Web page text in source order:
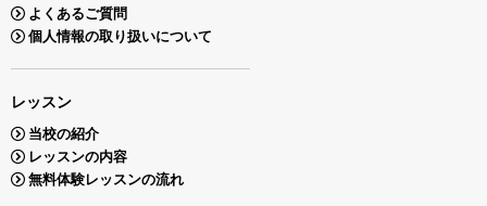
よくあるご質問
個人情報の取り扱いについて
レッスン
当校の紹介
レッスンの内容
無料体験レッスンの流れ